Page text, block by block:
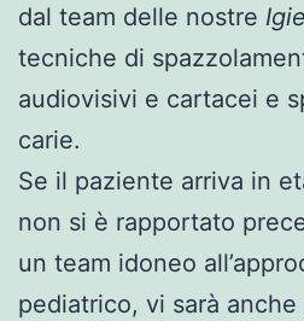
dal team delle nostre
tecniche di
audiovisivi e cartacei e
carie.
Se il paziente arriva in
non si è rapportato
un team idoneo
pediatrico, vi sarà